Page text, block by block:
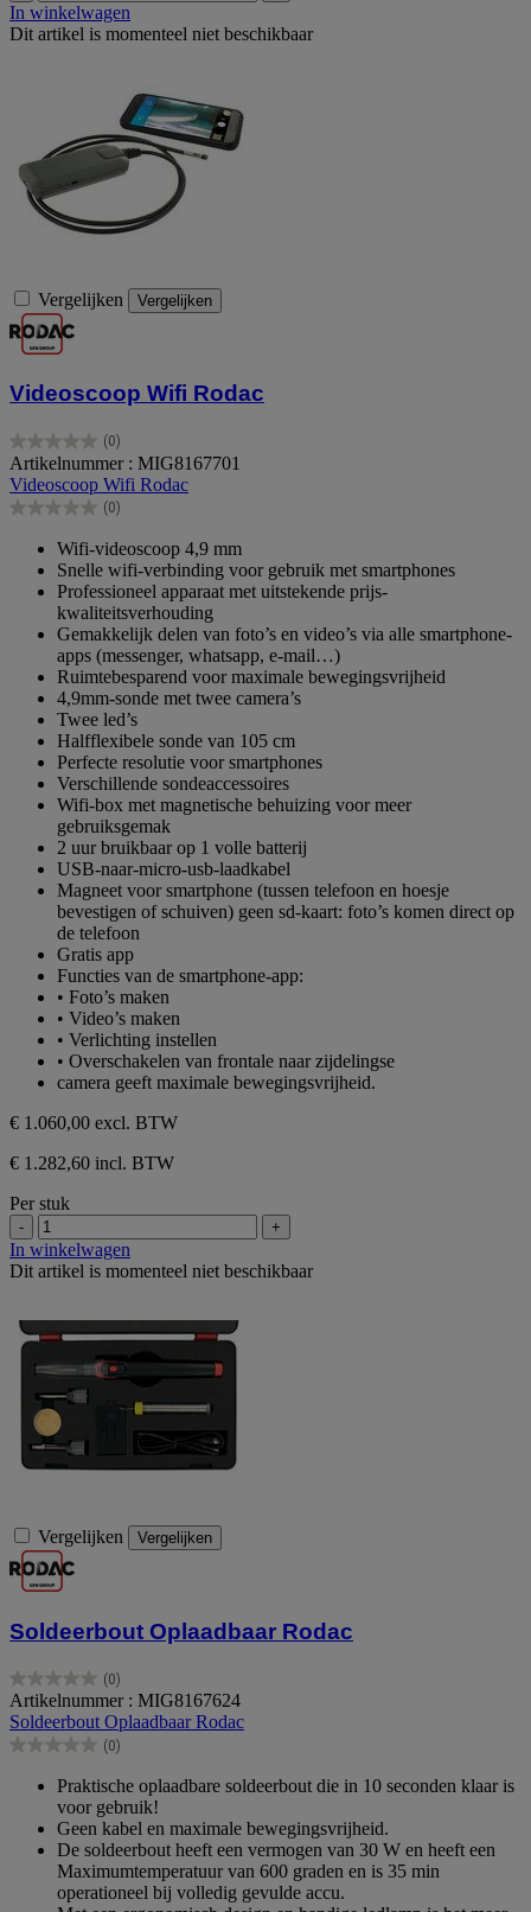
In winkelwagen
Dit artikel is momenteel niet beschikbaar
Vergelijken Vergelijken
Videoscoop Wifi Rodac
(0)
0.0
van
de
5
Artikelnummer : MIG8167701
Videoscoop Wifi Rodac
(0)
0.0
sterren.
Wifi-videoscoop 4,9 mm
Snelle wifi-verbinding voor gebruik met smartphones
Professioneel apparaat met uitstekende prijs-
kwaliteitsverhouding
Gemakkelijk delen van foto’s en video’s via alle smartphone-
apps (messenger, whatsapp, e-mail…)
Ruimtebesparend voor maximale bewegingsvrijheid
4,9mm-sonde met twee camera’s
Twee led’s
Halfflexibele sonde van 105 cm
Perfecte resolutie voor smartphones
Verschillende sondeaccessoires
Wifi-box met magnetische behuizing voor meer
gebruiksgemak
2 uur bruikbaar op 1 volle batterij
USB-naar-micro-usb-laadkabel
Magneet voor smartphone (tussen telefoon en hoesje
bevestigen of schuiven) geen sd-kaart: foto’s komen direct op
de telefoon
Gratis app
Functies van de smartphone-app:
• Foto’s maken
• Video’s maken
• Verlichting instellen
• Overschakelen van frontale naar zijdelingse
camera geeft maximale bewegingsvrijheid.
€ 1.060,00 excl. BTW
€ 1.282,60 incl. BTW
Per stuk
- +
In winkelwagen
Dit artikel is momenteel niet beschikbaar
Vergelijken Vergelijken
Soldeerbout Oplaadbaar Rodac
(0)
0.0
van
de
5
Artikelnummer : MIG8167624
Soldeerbout Oplaadbaar Rodac
(0)
0.0
sterren.
Praktische oplaadbare soldeerbout die in 10 seconden klaar is
voor gebruik!
Geen kabel en maximale bewegingsvrijheid.
De soldeerbout heeft een vermogen van 30 W en heeft een
Maximumtemperatuur van 600 graden en is 35 min
operationeel bij volledig gevulde accu.